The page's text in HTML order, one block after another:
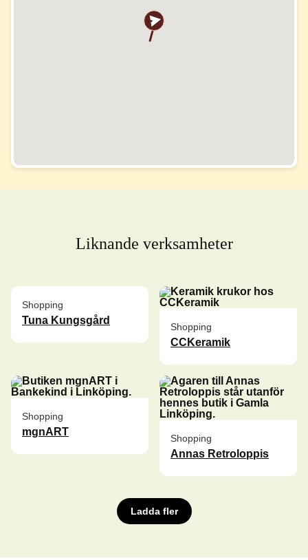
Liknande verksamheter
Shopping
Tuna Kungsgård
Shopping
CCKeramik
Shopping
mgnART
Shopping
Annas Retroloppis
Ladda fler